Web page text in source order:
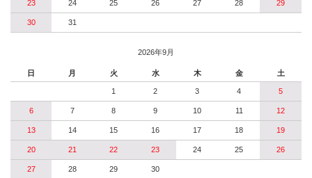
23 24 25 26 27 28 29
30 31
2026年9月
日 月 火 水 木 金 土
1 2 3 4 5
6 7 8 9 10 11 12
13 14 15 16 17 18 19
20 21 22 23 24 25 26
27 28 29 30